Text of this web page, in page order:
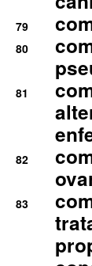
79
80
81
82
83